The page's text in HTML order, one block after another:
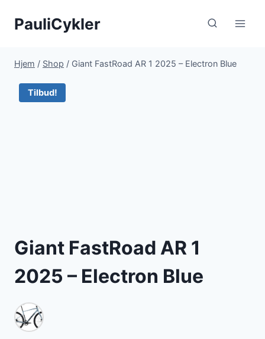
PauliCykler
Hjem / Shop / Giant FastRoad AR 1 2025 – Electron Blue
Tilbud!
Giant FastRoad AR 1
2025 – Electron Blue